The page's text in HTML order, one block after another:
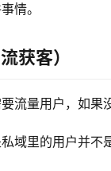
情。
获客）
流量用户，如果
域里的用户并不